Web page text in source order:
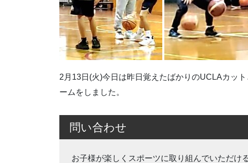
2月13日(火)今日は昨日覚えたばかりのUCLAカッ
ームをしました。
問い合わせ
お子様が楽しくスポーツに取り組んでいただけ